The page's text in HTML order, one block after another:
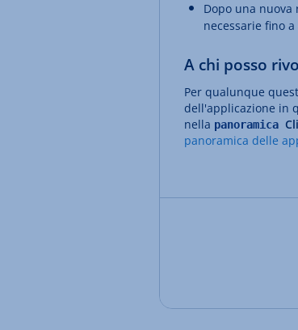
Dopo una
necessarie fino
A chi posso
Per qualunque
dell'applicazione in
nella panoramica
panoramica delle